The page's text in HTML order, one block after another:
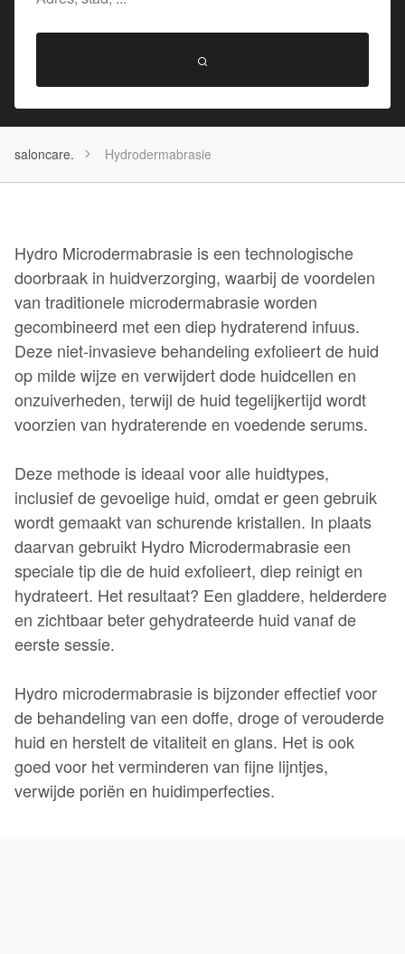
saloncare. Hydrodermabrasie
Hydro Microdermabrasie is een technologische
doorbraak in huidverzorging, waarbij de voordelen
van traditionele microdermabrasie worden
gecombineerd met een diep hydraterend infuus.
Deze niet-invasieve behandeling exfolieert de huid
op milde wijze en verwijdert dode huidcellen en
onzuiverheden, terwijl de huid tegelijkertijd wordt
voorzien van hydraterende en voedende serums.
Deze methode is ideaal voor alle huidtypes,
inclusief de gevoelige huid, omdat er geen gebruik
wordt gemaakt van schurende kristallen. In plaats
daarvan gebruikt Hydro Microdermabrasie een
speciale tip die de huid exfolieert, diep reinigt en
hydrateert. Het resultaat? Een gladdere, helderdere
en zichtbaar beter gehydrateerde huid vanaf de
eerste sessie.
Hydro microdermabrasie is bijzonder effectief voor
de behandeling van een doffe, droge of verouderde
huid en herstelt de vitaliteit en glans. Het is ook
goed voor het verminderen van fijne lijntjes,
verwijde poriën en huidimperfecties.